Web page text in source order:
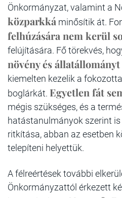
Önkormányzat, valamint a
közparkká minősítik át.
felhúzására nem kerül
felújítására. Fő törekvés,
növény és
kiemelten kezelik a
boglárkát. Egyetlen fát
mégis szükséges, és a
hatástanulmányok szerint
ritkítása, abban az esetben
telepíteni helyettük.
A félreértések további
Önkormányzattól érkezett